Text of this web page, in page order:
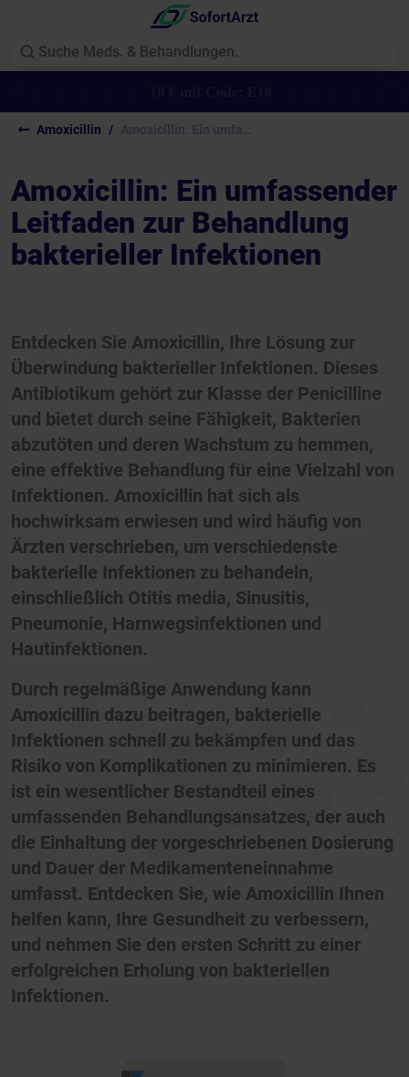
Amoxicillin
Amoxicillin: Ein umfassender
Leitfaden zur Behandlung
bakterieller Infektionen
Entdecken Sie Amoxicillin, Ihre Lösung zur
Überwindung bakterieller Infektionen. Dieses
Antibiotikum gehört zur Klasse der Penicilline
und bietet durch seine Fähigkeit, Bakterien
abzutöten und deren Wachstum zu hemmen,
eine effektive Behandlung für eine Vielzahl von
Infektionen. Amoxicillin hat sich als
hochwirksam erwiesen und wird häufig von
Ärzten verschrieben, um verschiedenste
bakterielle Infektionen zu behandeln,
einschließlich Otitis media, Sinusitis,
Pneumonie, Harnwegsinfektionen und
Hautinfektionen.
Durch regelmäßige Anwendung kann
Amoxicillin dazu beitragen, bakterielle
Infektionen schnell zu bekämpfen und das
Risiko von Komplikationen zu minimieren. Es
ist ein wesentlicher Bestandteil eines
umfassenden Behandlungsansatzes, der auch
die Einhaltung der vorgeschriebenen Dosierung
und Dauer der Medikamenteneinnahme
umfasst. Entdecken Sie, wie Amoxicillin Ihnen
helfen kann, Ihre Gesundheit zu verbessern,
und nehmen Sie den ersten Schritt zu einer
erfolgreichen Erholung von bakteriellen
Infektionen.